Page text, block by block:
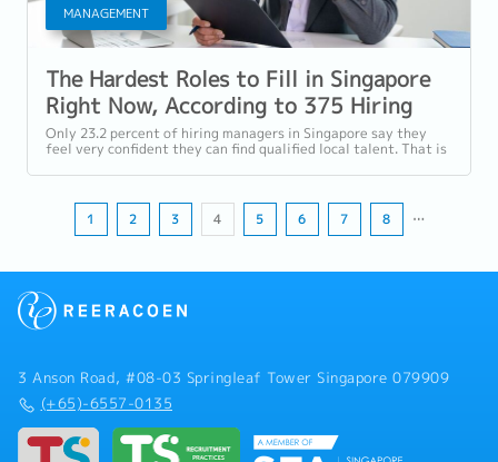
MANAGEMENT
The Hardest Roles to Fill in Singapore
Right Now, According to 375 Hiring
Managers
Only 23.2 percent of hiring managers in Singapore say they
feel very confident they can find qualified local talent. That is
1 2 3 4 5 6 7 8 …
3 Anson Road, #08-03 Springleaf Tower Singapore 079909
(+65)-6557-0135